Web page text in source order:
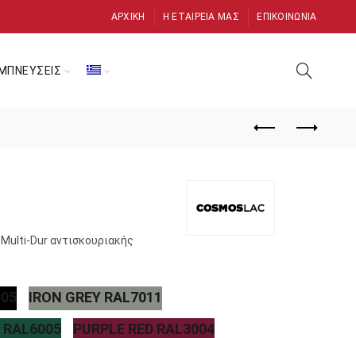
ΑΡΧΙΚΉ Η ΕΤΑΙΡΕΊΑ ΜΑΣ ΕΠΙΚΟΙΝΩΝΊΑ
Dur αντισκουριακής
IRON GREY RAL7011
RAL6005
PURPLE RED RAL3004